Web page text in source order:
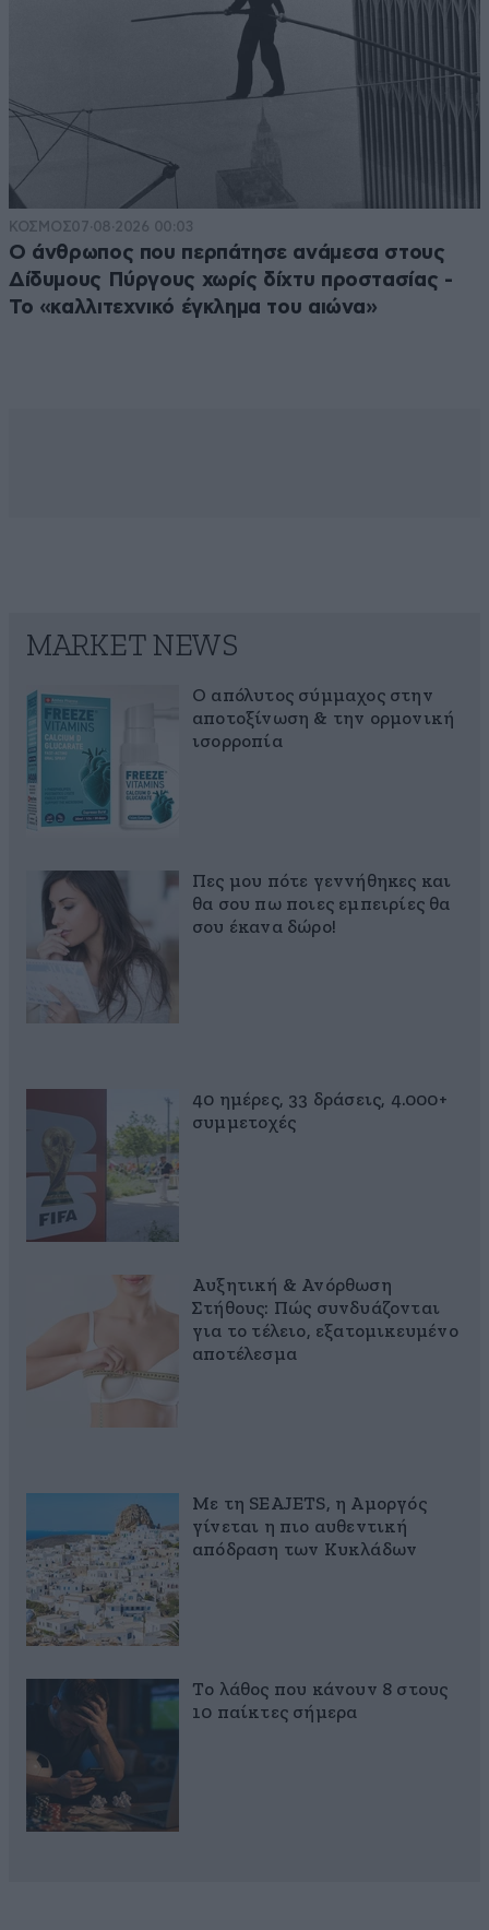
ΚΟΣΜΟΣ07·08·2026 00:03
Ο άνθρωπος που περπάτησε ανάμεσα στους
Δίδυμους Πύργους χωρίς δίχτυ προστασίας -
Το «καλλιτεχνικό έγκλημα του αιώνα»
MARKET NEWS
Ο απόλυτος σύμμαχος στην
αποτοξίνωση & την ορμονική
ισορροπία
Πες μου πότε γεννήθηκες και
θα σου πω ποιες εμπειρίες θα
σου έκανα δώρο!
40 ημέρες, 33 δράσεις, 4.000+
συμμετοχές
Αυξητική & Ανόρθωση
Στήθους: Πώς συνδυάζονται
για το τέλειο, εξατομικευμένο
αποτέλεσμα
Με τη SEAJETS, η Αμοργός
γίνεται η πιο αυθεντική
απόδραση των Κυκλάδων
Το λάθος που κάνουν 8 στους
10 παίκτες σήμερα